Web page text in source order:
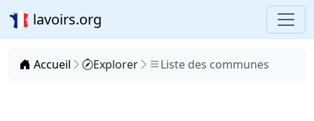
lavoirs.org
Accueil Explorer Liste des communes